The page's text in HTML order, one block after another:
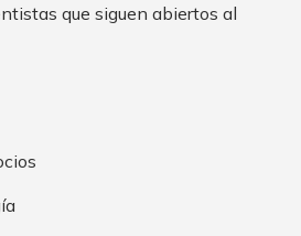
que siguen abiertos al